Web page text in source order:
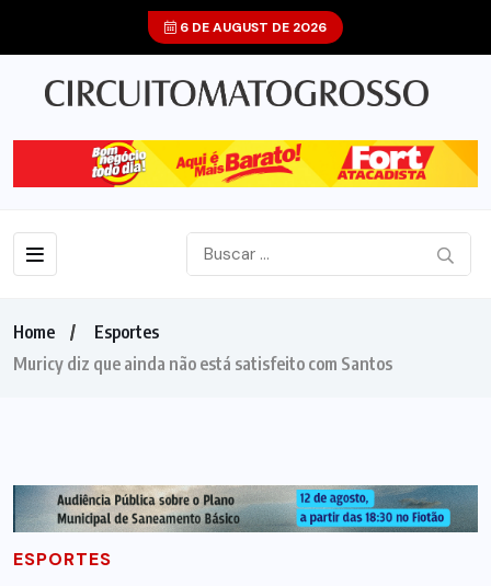
6 DE AUGUST DE 2026
Home
Esportes
Muricy diz que ainda não está satisfeito com Santos
ESPORTES